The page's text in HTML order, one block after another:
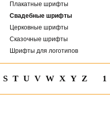
Плакатные шрифты
Свадебные шрифты
Церковные шрифты
Сказочные шрифты
Шрифты для логотипов
S T U V W X Y Z 1